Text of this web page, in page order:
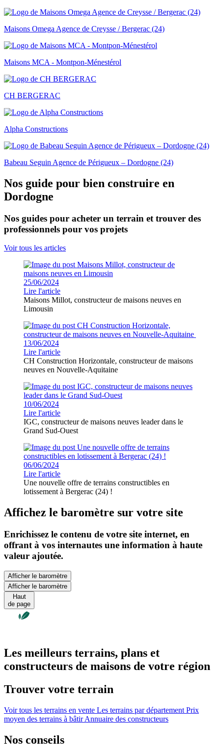
Maisons Omega Agence de Creysse / Bergerac (24)
Maisons MCA - Montpon-Ménestérol
CH BERGERAC
Alpha Constructions
Babeau Seguin Agence de Périgueux – Dordogne (24)
Nos guide pour bien construire en
Dordogne
Nos guides pour acheter un terrain et trouver des
professionnels pour vos projets
Voir tous les articles
25/06/2024
Lire l'article
Maisons Millot, constructeur de maisons neuves en
Limousin
13/06/2024
Lire l'article
CH Construction Horizontale, constructeur de maisons
neuves en Nouvelle-Aquitaine
10/06/2024
Lire l'article
IGC, constructeur de maisons neuves leader dans le
Grand Sud-Ouest
06/06/2024
Lire l'article
Une nouvelle offre de terrains constructibles en
lotissement à Bergerac (24) !
Affichez le baromètre sur votre site
Enrichissez le contenu de votre site internet, en
offrant à vos internautes une information à haute
valeur ajoutée.
Afficher le baromètre
Afficher le baromètre
Haut
de page
Les meilleurs terrains, plans et
constructeurs de maisons de votre région
Trouver votre terrain
Voir tous les terrains en vente Les terrains par département Prix
moyen des terrains à bâtirAnnuaire des constructeurs
Nos conseils